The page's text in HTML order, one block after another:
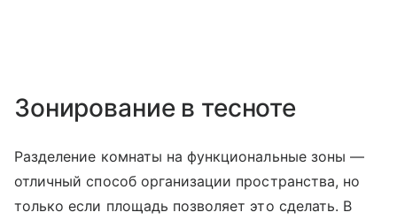
Зонирование в тесноте
Разделение комнаты на функциональные зоны —
отличный способ организации пространства, но
только если площадь позволяет это сделать. В